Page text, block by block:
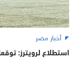
أخبار مصر
استطلاع لرويترز: